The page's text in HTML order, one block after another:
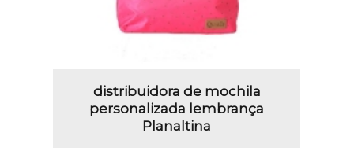
distribuidora de mochila
personalizada lembrança
Planaltina